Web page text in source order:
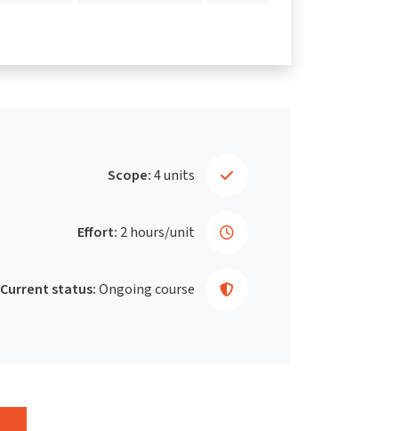
Scope:4 units
Effort: 2 hours/unit
Current status:Ongoing course